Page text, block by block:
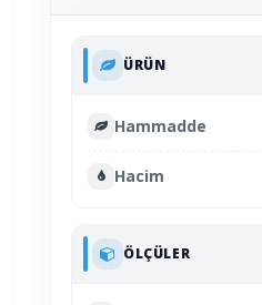
ÜRÜN
Hammadde
Hacim
ÖLÇÜLER